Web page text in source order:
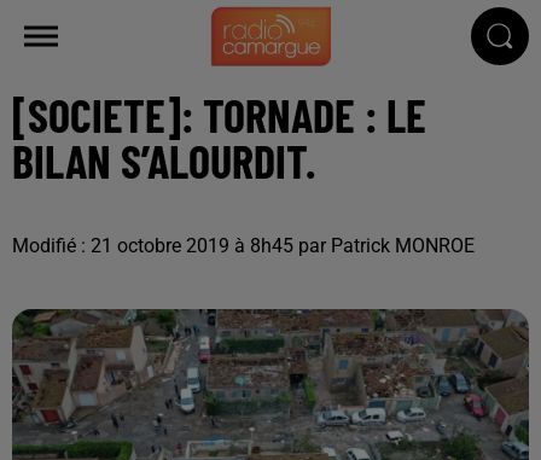
[SOCIETE]: TORNADE : LE
BILAN S’ALOURDIT.
Modifié : 21 octobre 2019 à 8h45 par Patrick MONROE